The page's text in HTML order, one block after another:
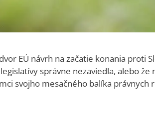
EÚ návrh na začatie konania proti
správne nezaviedla, alebo
svojho mesačného balíka právnych